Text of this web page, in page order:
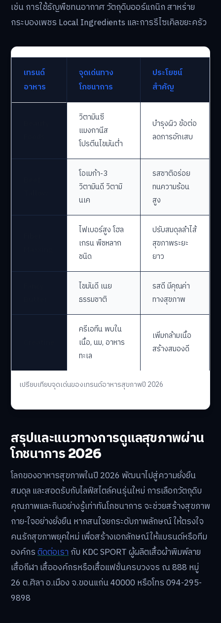
เช่น การใช้ธัญพืชทนอากาศ วัตถุดิบออร์แกนิก สาหร่าย
กระบองเพชร Local Ingredients และการรีไซเคิลขยะครัว
เปรียบเทียบจุดเด่นของเทรนด์อาหารสุขภาพปี 2026
เทรนด์
อาหาร
จุดเด่นทาง
โภชนาการ
ประโยชน์
สำคัญ
วิตามินซี
แมงกานีส
โปรตีนไขมันต่ำ
บำรุงผิว ข้อต่อ
ลดการอักเสบ
โอเมก้า-3
วิตามินดี วิตามิ
นเค
รสชาติอร่อย
ทนความร้อน
สูง
ไฟเบอร์สูง โฮล
เกรน พืชหลาก
ชนิด
ปรับสมดุลลำไส้
สุขภาพระยะ
ยาว
ไขมันดี เนย
ธรรมชาติ
รสดี มีคุณค่า
ทางสุขภาพ
ครีเอทีน พบใน
เนื้อ, นม, อาหาร
ทะเล
เพิ่มกล้ามเนื้อ
สร้างสมองดี
สรุปและแนวทางการดูแลสุขภาพผ่าน
โภชนาการ 2026
โลกของอาหารสุขภาพในปี 2026 พัฒนาไปสู่ความยั่งยืน
สมดุล และสอดรับกับไลฟ์สไตล์คนรุ่นใหม่ การเลือกวัตถุดิบ
คุณภาพและกินอย่างรู้เท่าทันโภชนาการ จะช่วยสร้างสุขภาพ
กาย-ใจอย่างยั่งยืน หากสนใจยกระดับภาพลักษณ์ ให้ตรงใจ
คนรักสุขภาพยุคใหม่ เพื่อสร้างเอกลักษณ์ให้แบรนด์หรือทีม
องค์กรติดต่อเรากับ KDC SPORT ผู้ผลิตเสื้อผ้าพิมพ์ลาย
เสื้อกีฬา เสื้อองค์กรหรือเสื้อแฟชั่นครบวงจร ณ 888 หมู่
26 ต.ศิลา อ.เมือง จ.ขอนแก่น 40000 หรือโทร 094-295-
9898